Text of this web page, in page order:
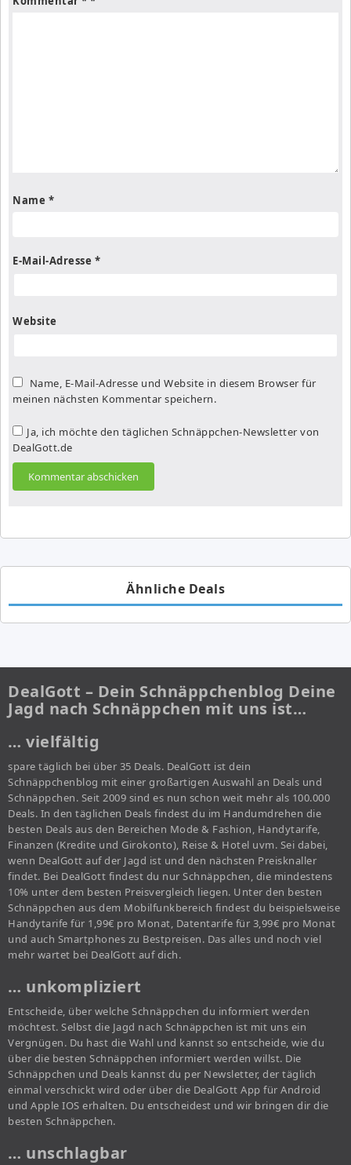
Name *
E-Mail-Adresse *
Website
Name, E-Mail-Adresse und Website in diesem Browser für
meinen nächsten Kommentar speichern.
Ja, ich möchte den täglichen Schnäppchen-Newsletter von
DealGott.de
Ähnliche Deals
DealGott – Dein Schnäppchenblog Deine
Jagd nach Schnäppchen mit uns ist…
… vielfältig
spare täglich bei über 35 Deals. DealGott ist dein
Schnäppchenblog mit einer großartigen Auswahl an Deals und
Schnäppchen. Seit 2009 sind es nun schon weit mehr als 100.000
Deals. In den täglichen Deals findest du im Handumdrehen die
besten Deals aus den Bereichen Mode & Fashion, Handytarife,
Finanzen (Kredite und Girokonto), Reise & Hotel uvm. Sei dabei,
wenn DealGott auf der Jagd ist und den nächsten Preisknaller
findet. Bei DealGott findest du nur Schnäppchen, die mindestens
10% unter dem besten Preisvergleich liegen. Unter den besten
Schnäppchen aus dem Mobilfunkbereich findest du beispielsweise
Handytarife für 1,99€ pro Monat, Datentarife für 3,99€ pro Monat
und auch Smartphones zu Bestpreisen. Das alles und noch viel
mehr wartet bei DealGott auf dich.
… unkompliziert
Entscheide, über welche Schnäppchen du informiert werden
möchtest. Selbst die Jagd nach Schnäppchen ist mit uns ein
Vergnügen. Du hast die Wahl und kannst so entscheide, wie du
über die besten Schnäppchen informiert werden willst. Die
Schnäppchen und Deals kannst du per Newsletter, der täglich
einmal verschickt wird oder über die DealGott App für Android
und Apple IOS erhalten. Du entscheidest und wir bringen dir die
besten Schnäppchen.
… unschlagbar